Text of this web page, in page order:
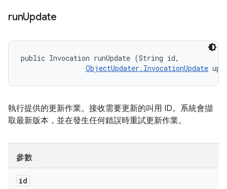
runUpdate
public Invocation runUpdate (String id,
ObjectUpdater.InvocationUpdate
執行提供的更新作業。接收需要更新的叫用 ID。系統會擷
取最新版本，並在發生任何錯誤時重試更新作業。
參數
id